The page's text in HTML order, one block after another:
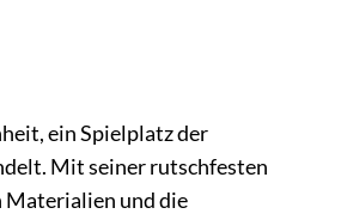
ein Spielplatz der
Mit seiner rutschfesten
Materialien und die